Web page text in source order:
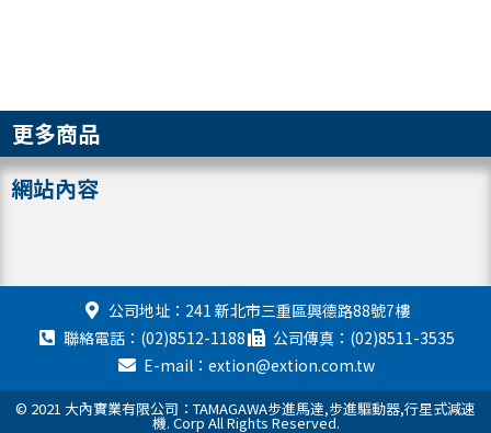
更多商品
網站內容
公司地址：241 新北市三重區興德路88號7樓
聯絡電話：(02)8512-1188
公司傳真：(02)8511-3535
E-mail：extion@extion.com.tw
© 2021 大內實業有限公司：TAMAGAWA步進馬達,步進驅動器,行星式減速
機. Corp All Rights Reserved.